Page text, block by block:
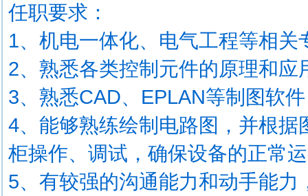
任职要求：
1、机电一体化、电气工程等相关
2、熟悉各类控制元件的原理和应
3、熟悉CAD、EPLAN等制图软
4、能够熟练绘制电路图，并根
柜操作、调试，确保设备的正常
5、有较强的沟通能力和动手能